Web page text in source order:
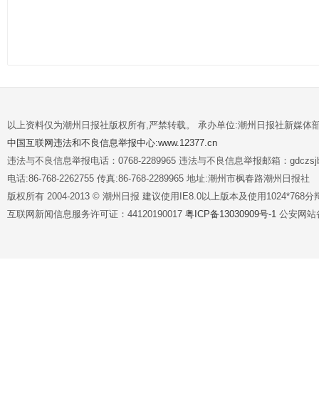
以上资料仅为潮州日报社版权所有,严禁转载。 承办单位:潮州日报社新媒体
中国互联网违法和不良信息举报中心:www.12377.cn
违法与不良信息举报电话：0768-2289965 违法与不良信息举报邮箱：
电话:86-768-2262755 传真:86-768-2289965 地址:潮州市枫春路潮州日报社
版权所有 2004-2013 © 潮州日报 建议使用IE8.0以上版本及使用1024*768分
互联网新闻信息服务许可证：44120190017 粤ICP备13030909号-1 公安网站